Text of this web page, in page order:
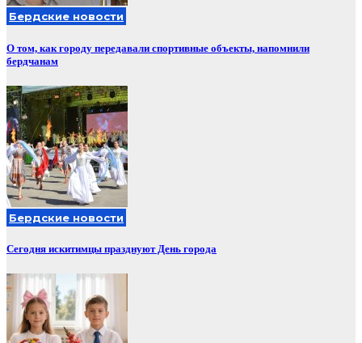
Бердские новости
О том, как городу передавали спортивные объекты, напомнили
бердчанам
Бердские новости
Сегодня искитимцы празднуют День города